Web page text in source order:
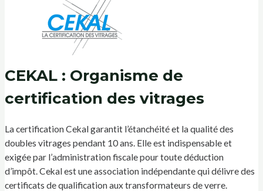
CEKAL : Organisme de
certification des vitrages
La certification Cekal garantit l’étanchéité et la qualité des
doubles vitrages pendant 10 ans. Elle est indispensable et
exigée par l’administration fiscale pour toute déduction
d’impôt. Cekal est une association indépendante qui délivre des
certificats de qualification aux transformateurs de verre.